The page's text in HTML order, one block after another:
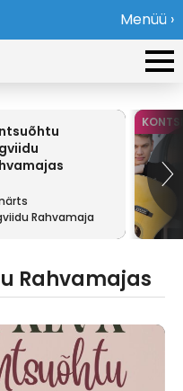
Menüü ›
Rahvamaja
Rahvamajas